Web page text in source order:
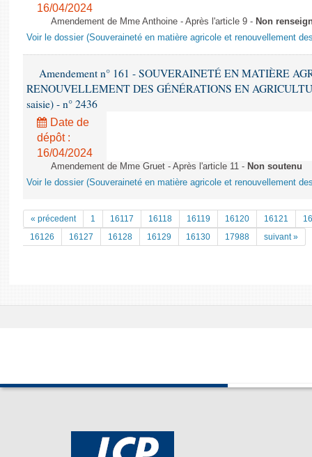
16/04/2024
Amendement de Mme Anthoine - Après l'article 9 - Non
Voir le dossier (Souveraineté en matière agricole et renouvellement
Amendement n° 161 - SOUVERAINETÉ EN MATIÈRE
RENOUVELLEMENT DES GÉNÉRATIONS EN
saisie) - n° 2436
Date de
dépôt :
16/04/2024
Amendement de Mme Gruet - Après l'article 11 - Non soutenu
Voir le dossier (Souveraineté en matière agricole et renouvellement
« précedent 1 16117 16118 16119 16120 16121
16126
16127 16128 16129 16130 17988 suivant »